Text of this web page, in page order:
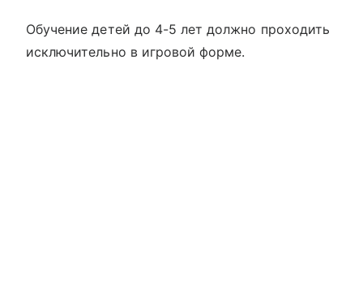
Обучение детей до 4-5 лет должно проходить
исключительно в игровой форме.